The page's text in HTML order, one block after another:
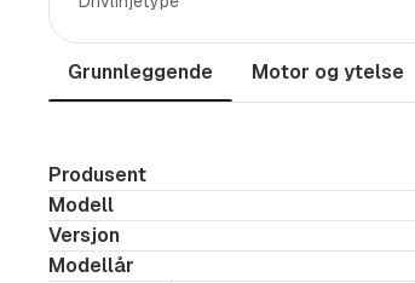
- Matrix LED hovedlys
- Adaptivt understell DCC
- Canton lydanlegg
- Setevarme foran og bak
- Oppvarmet ratt
- Tre-soners klimaanlegg
Grunnleggende Motor og ytelse
Produsent
Modell
Versjon
Modellår